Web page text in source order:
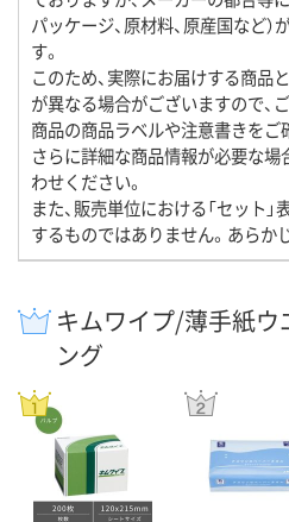
パッケージ、原材料、原産国など
す。
このため、実際にお届けする商品
が異なる場合がございますので、
商品の商品ラベルや注意書きをご
さらに詳細な商品情報が必要な場
わせください。
また、販売単位における「セット
するものではありません。あらか
キムワイプ/薄手紙
ング